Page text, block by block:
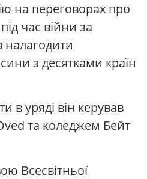
на переговорах про
час війни за
налагодити
з десятками країн
в уряді він керував
та коледжем Бейт
Всесвітньої